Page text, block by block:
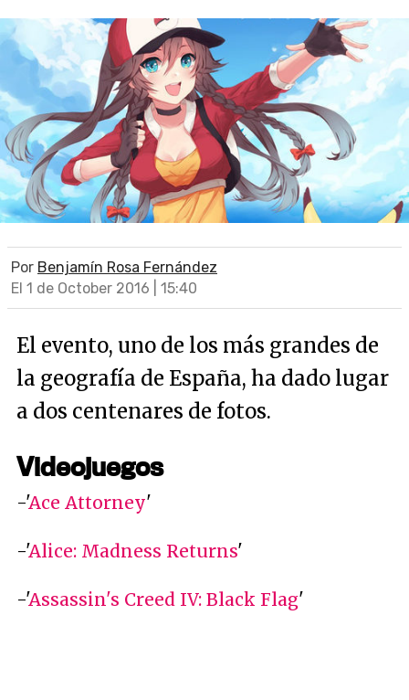
Por Benjamín Rosa Fernández
El 1 de October 2016 | 15:40
El evento, uno de los más grandes de
la geografía de España, ha dado lugar
a dos centenares de fotos.
Videojuegos
-'Ace Attorney'
-'Alice: Madness Returns'
-'Assassin's Creed IV: Black Flag'